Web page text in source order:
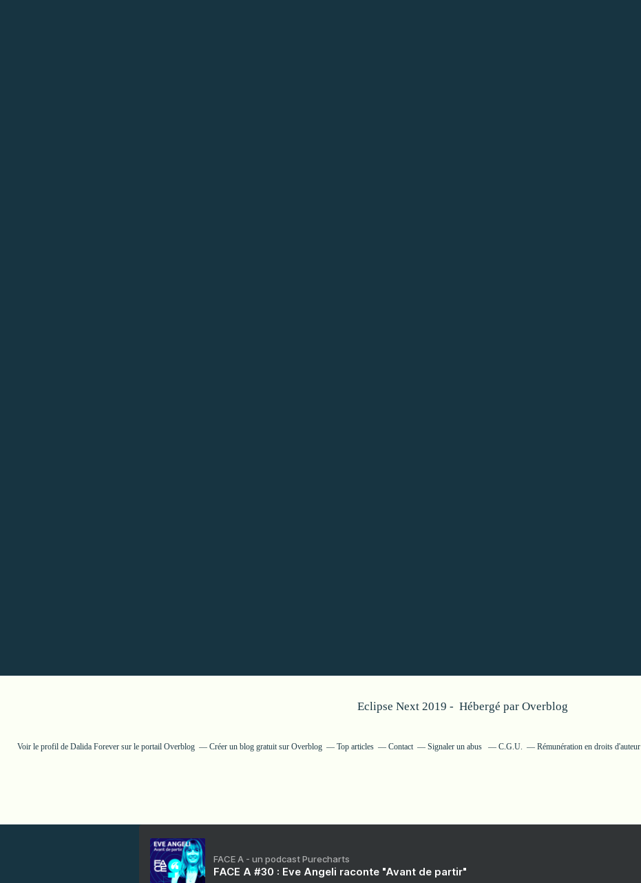
Eclipse Next 2019 - Hébergé par Overblog
Voir le profil de Dalida Forever sur le portail Overblog Créer un blog gratuit sur Overblog Top articles Contact Signaler un abus C.G.U. Rémunération en droits d'auteur
FACE A - un podcast Purecharts
FACE A #30 : Eve Angeli raconte "Avant de partir"